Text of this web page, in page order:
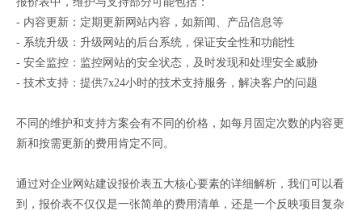
- 内容更新：定期更新网站内容，如新闻、产品信息等
- 系统升级：升级网站的后台系统，保证安全性和功能性
- 安全监控：监控网站的安全状态，及时发现和处理安全威胁
- 技术支持：提供7x24小时的技术支持服务，解决客户的问题
不同的维护和支持方案会有不同的价格，如每月固定次数的内容更
新和按需更新的费用肯定不同。
通过对企业网站建设报价表五大核心要素的详细解析，我们可以看
到，报价表不仅仅是一张简单的费用清单，还是一个反映项目复杂